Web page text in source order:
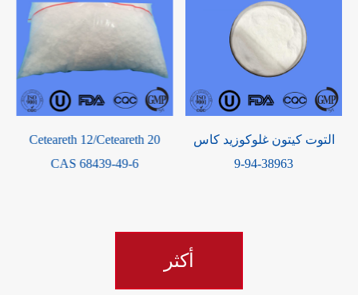
Ceteareth 12/Ceteareth 20
CAS 68439-49-6
التوت كيتون غلوكوزيد كاس
38963-94-9
أكثر